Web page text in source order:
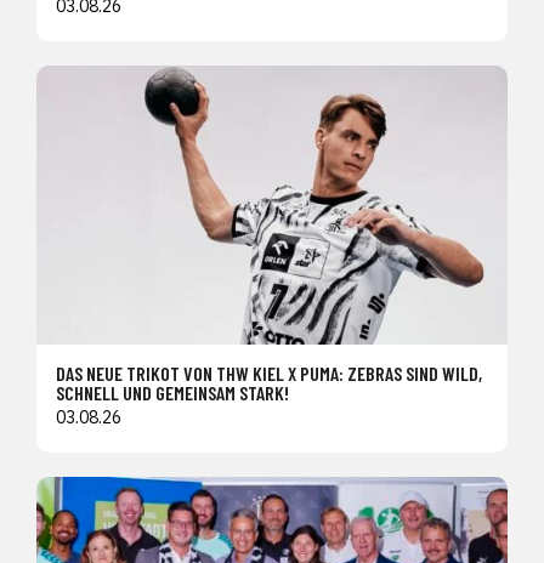
03.08.26
DAS NEUE TRIKOT VON THW KIEL X PUMA: ZEBRAS SIND WILD,
SCHNELL UND GEMEINSAM STARK!
03.08.26